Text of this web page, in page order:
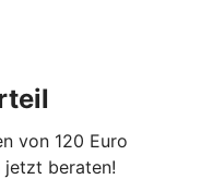
von 120 Euro
jetzt beraten!